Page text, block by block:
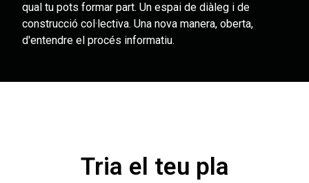
qual tu pots formar part. Un espai de diàleg i de
construcció col·lectiva. Una nova manera, oberta,
d'entendre el procés informatiu.
Tria el teu pla